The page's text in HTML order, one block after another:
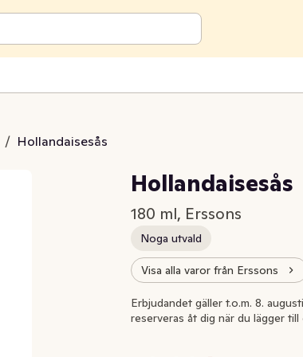
/ Hollandaisesås
Hollandaisesås
180 ml, Erssons
Noga utvald
Visa alla varor från Erssons
Erbjudandet gäller t.o.m. 8.
reserveras åt dig när du lägger